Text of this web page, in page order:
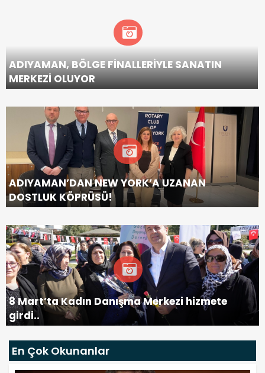
ADIYAMAN, BÖLGE FİNALLERİYLE SANATIN
MERKEZİ OLUYOR
ADIYAMAN’DAN NEW YORK’A UZANAN
DOSTLUK KÖPRÜSÜ!
8 Mart’ta Kadın Danışma Merkezi hizmete
girdi..
En Çok Okunanlar